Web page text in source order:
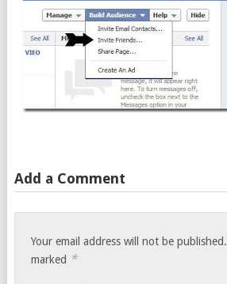
Add a Comment
Your email address will not be published.
marked *